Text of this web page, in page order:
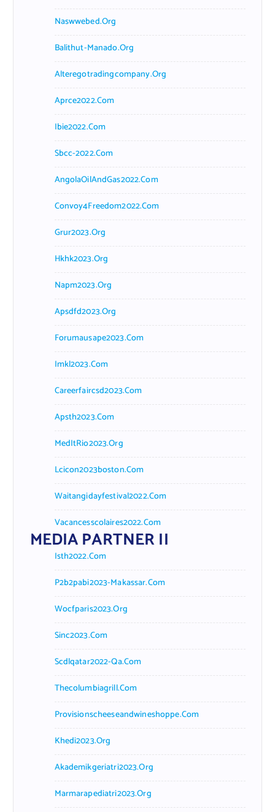
Naswwebed.org
Balithut-Manado.org
Alteregotradingcompany.org
Aprce2022.com
Ibie2022.com
Sbcc-2022.com
AngolaOilAndGas2022.com
Convoy4Freedom2022.com
Grur2023.org
Hkhk2023.org
Napm2023.org
Apsdfd2023.org
Forumausape2023.com
Imkl2023.com
Careerfaircsd2023.com
Apsth2023.com
MedItRio2023.org
Lcicon2023boston.com
Waitangidayfestival2022.com
Vacancesscolaires2022.com
MEDIA PARTNER II
Isth2022.com
P2b2pabi2023-Makassar.com
Wocfparis2023.org
Sinc2023.com
Scdlqatar2022-Qa.com
Thecolumbiagrill.com
Provisionscheeseandwineshoppe.com
Khedi2023.org
Akademikgeriatri2023.org
Marmarapediatri2023.org